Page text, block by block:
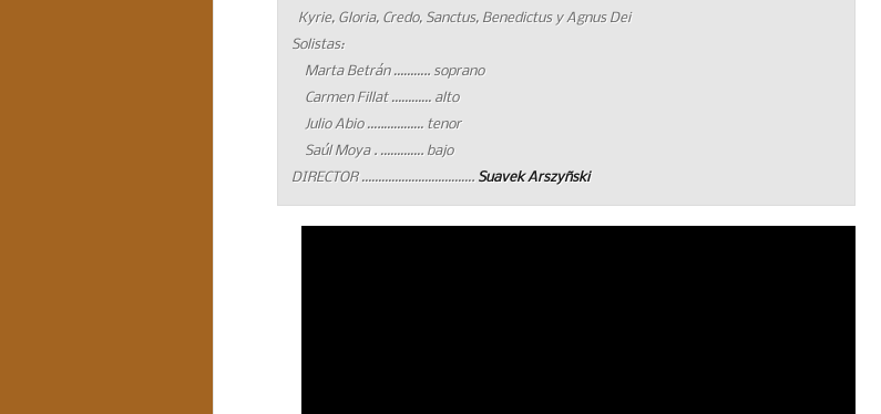
Kyrie, Gloria, Credo, Sanctus, Benedictus y Agnus Dei
Solistas:
Marta Betrán ……….. soprano
Carmen Fillat ………… alto
Julio Abio …..………… tenor
Saúl Moya . …………. bajo
DIRECTOR ……………………………. Suavek Arszyñski